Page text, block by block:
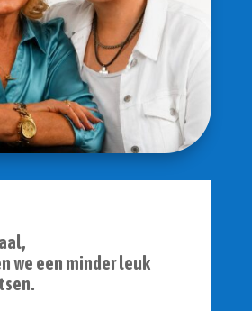
we een minder leuk